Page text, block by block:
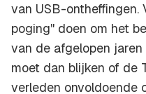
van USB-ontheffingen.
poging" doen om het
van de afgelopen
moet dan blijken of de
verleden onvoldoende